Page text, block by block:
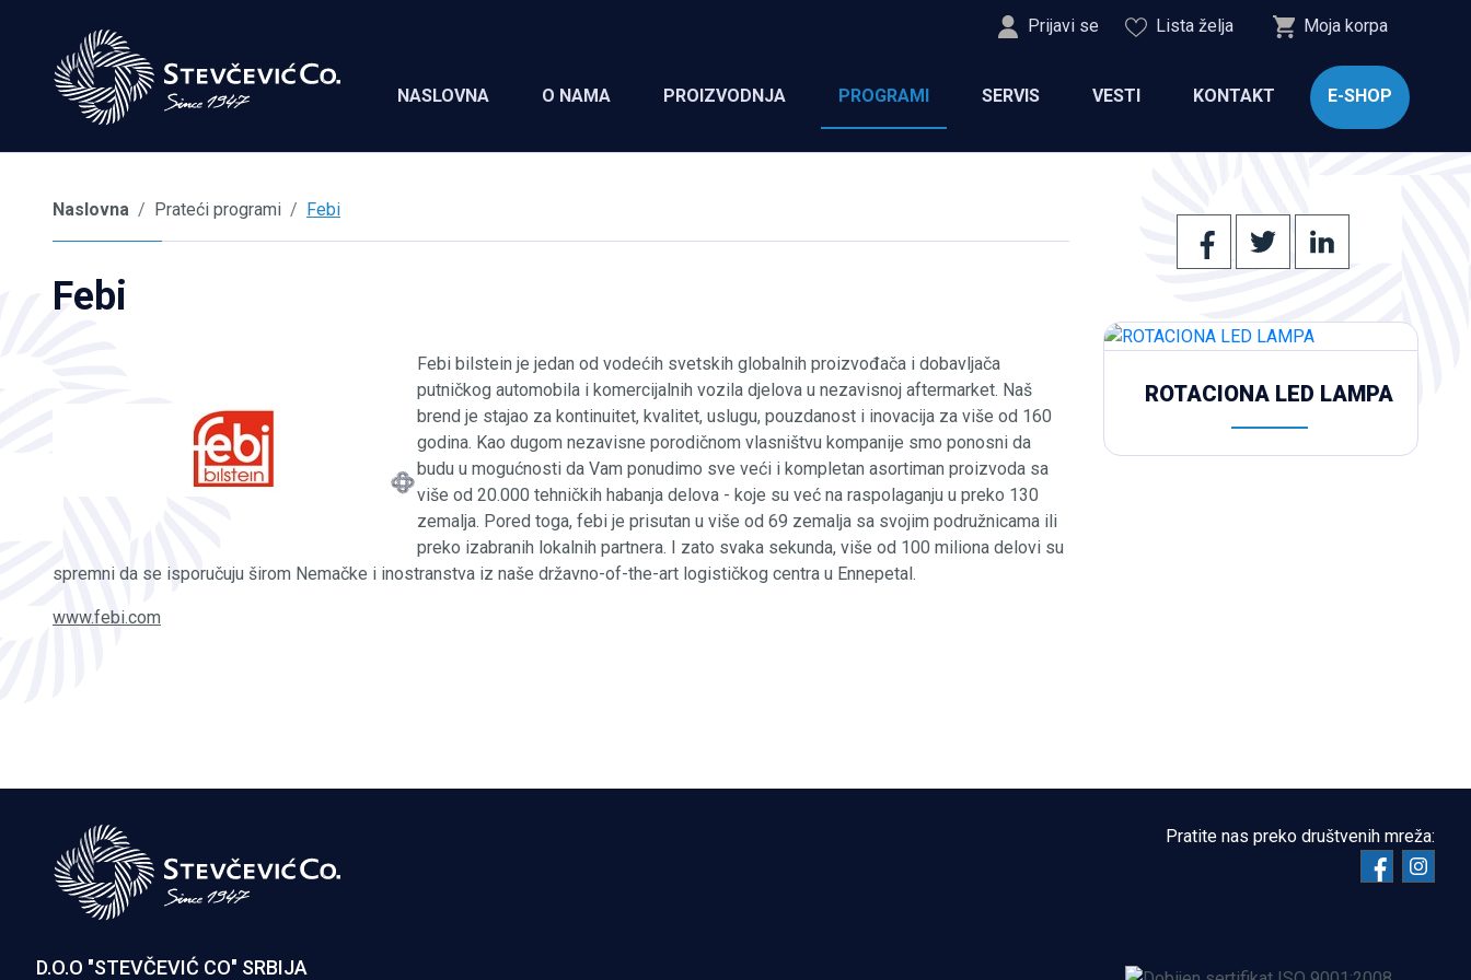
Prijavi se Lista želja Moja korpa
NASLOVNA O NAMA PROIZVODNJA PROGRAMI SERVIS VESTI KONTAKT E-SHOP
Naslovna Prateći programi Febi
Febi
Febi bilstein je jedan od vodećih svetskih globalnih proizvođača i dobavljača
putničkog automobila i komercijalnih vozila djelova u nezavisnoj aftermarket. Naš
brend je stajao za kontinuitet, kvalitet, uslugu, pouzdanost i inovacija za više od 160
godina. Kao dugom nezavisne porodičnom vlasništvu kompanije smo ponosni da
budu u mogućnosti da Vam ponudimo sve veći i kompletan asortiman proizvoda sa
više od 20.000 tehničkih habanja delova - koje su već na raspolaganju u preko 130
zemalja. Pored toga, febi je prisutan u više od 69 zemalja sa svojim podružnicama ili
preko izabranih lokalnih partnera. I zato svaka sekunda, više od 100 miliona delovi su
spremni da se isporučuju širom Nemačke i inostranstva iz naše državno-of-the-art logističkog centra u Ennepetal.
www.febi.com
ROTACIONA LED LAMPA
Pratite nas preko društvenih mreža:
D.O.O "STEVČEVIĆ CO" SRBIJA